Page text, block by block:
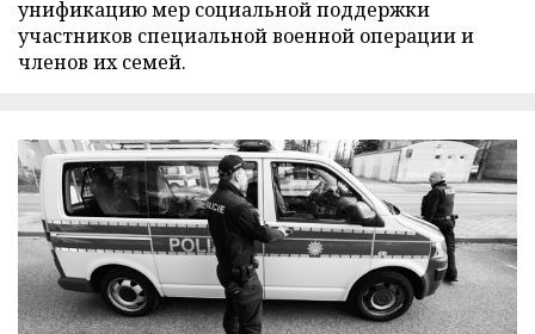
унификацию мер социальной поддержки
участников специальной военной операции и
членов их семей.